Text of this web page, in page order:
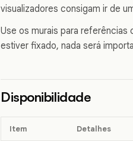
visualizadores consigam ir de
Use os murais para referências
estiver fixado, nada será
Disponibilidade
Item Detalhes